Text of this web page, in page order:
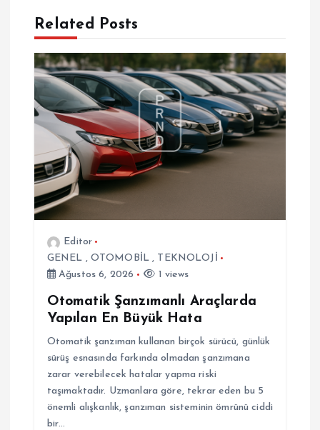
z
n
m
e
s
Related Posts
Editor
GENEL , OTOMOBİL , TEKNOLOJİ
Ağustos 6, 2026
1 views
Otomatik Şanzımanlı Araçlarda
Yapılan En Büyük Hata
Otomatik şanzıman kullanan birçok sürücü, günlük
sürüş esnasında farkında olmadan şanzımana
zarar verebilecek hatalar yapma riski
taşımaktadır. Uzmanlara göre, tekrar eden bu 5
önemli alışkanlık, şanzıman sisteminin ömrünü ciddi
bir…